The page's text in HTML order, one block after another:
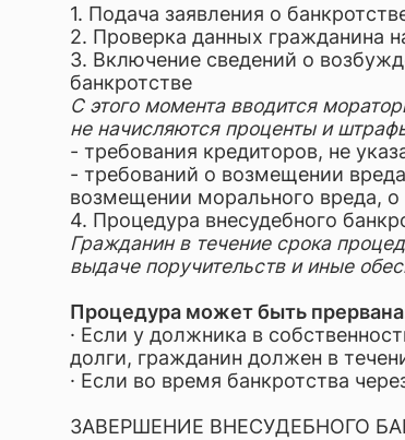
1. Подача заявления о
2. Проверка данных гражданина
3. Включение сведений о
банкротстве
С этого момента вводится
не начисляются проценты и
- требования кредиторов, не
- требований о возмещении
возмещении морального вреда,
4. Процедура внесудебного
Гражданин в течение срока
выдаче поручительств и иные
Процедура может быть
· Если у должника в
долги, гражданин должен в
· Если во время банкротства
ЗАВЕРШЕНИЕ ВНЕСУДЕБНОГО